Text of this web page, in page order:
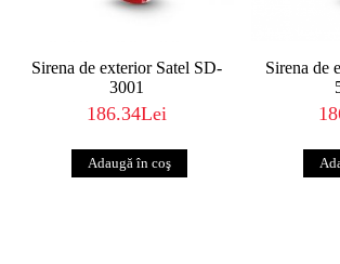
Sirena de exterior Satel SD-
3001
186.34Lei
Sirena de